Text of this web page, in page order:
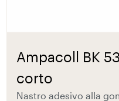
Ampacoll BK
corto
Nastro adesivo alla